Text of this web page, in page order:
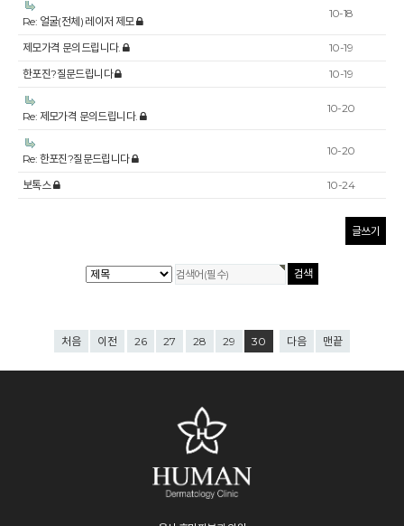
Re: 얼굴(전체) 레이저 제모
10-18
제모가격 문의드립니다.
10-19
한포진?질문드립니다
10-19
Re: 제모가격 문의드립니다.
10-20
Re: 한포진?질문드립니다
10-20
보톡스 10-24
글쓰기
처음 이전 26 27 28 29 30 다음 맨끝